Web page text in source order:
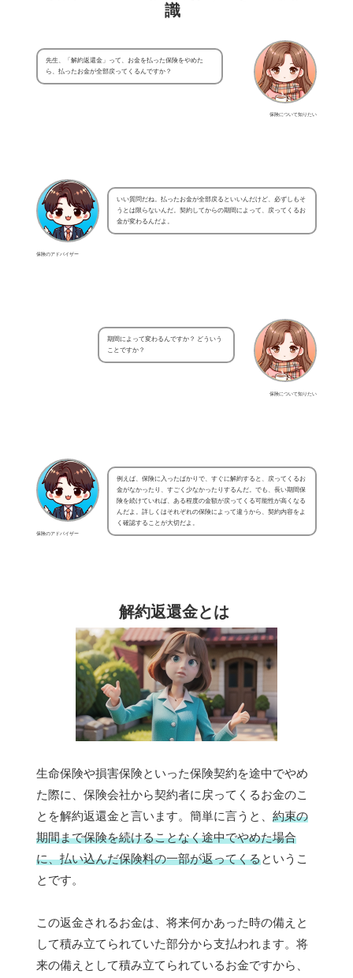
識
保険について知りたい
先生、「解約返還金」って、お金を払った保険をやめた
ら、払ったお金が全部戻ってくるんですか？
保険のアドバイザー
いい質問だね。払ったお金が全部戻るといいんだけど、必ずしもそ
うとは限らないんだ。契約してからの期間によって、戻ってくるお
金が変わるんだよ。
保険について知りたい
期間によって変わるんですか？ どういう
ことですか？
保険のアドバイザー
例えば、保険に入ったばかりで、すぐに解約すると、戻ってくるお
金がなかったり、すごく少なかったりするんだ。でも、長い期間保
険を続けていれば、ある程度の金額が戻ってくる可能性が高くなる
んだよ。詳しくはそれぞれの保険によって違うから、契約内容をよ
く確認することが大切だよ。
解約返還金とは
生命保険や損害保険といった保険契約を途中でやめ
た際に、保険会社から契約者に戻ってくるお金のこ
とを解約返還金と言います。簡単に言うと、 約束の
期間まで保険を続けることなく途中でやめた場合
に、払い込んだ保険料の一部が返ってくるというこ
とです。
この返金されるお金は、将来何かあった時の備えと
して積み立てられていた部分から支払われます。将
来の備えとして積み立てられているお金ですから、